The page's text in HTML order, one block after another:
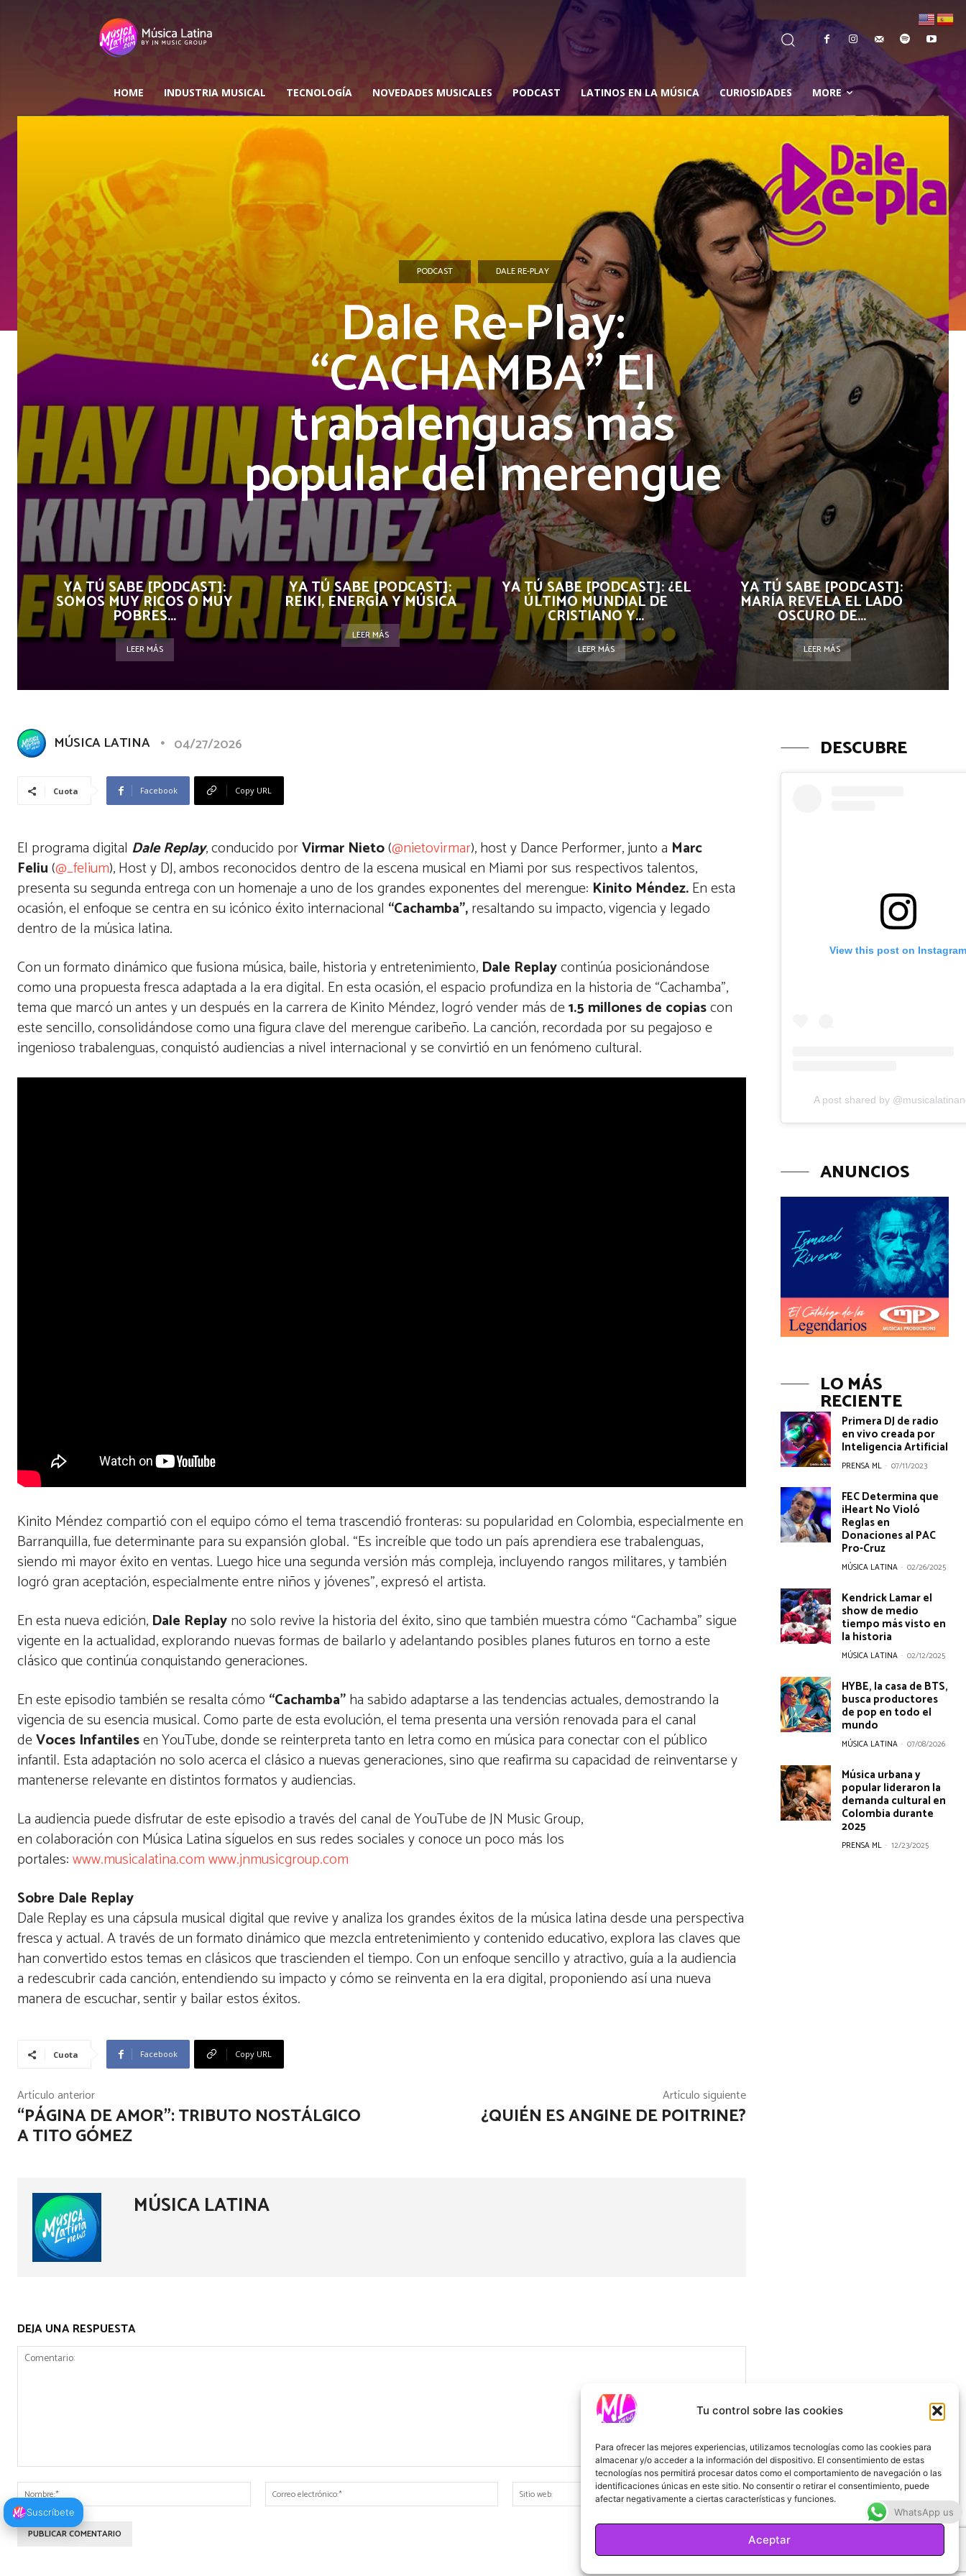
Tu control sobre las cookies
Para ofrecer las mejores experiencias, utilizamos tecnologías como las cookies para
almacenar y/o acceder a la información del dispositivo. El consentimiento de estas
tecnologías nos permitirá procesar datos como el comportamiento de navegación o las
identificaciones únicas en este sitio. No consentir o retirar el consentimiento, puede
afectar negativamente a ciertas características y funciones.
Aceptar
HOME INDUSTRIA MUSICAL TECNOLOGÍA NOVEDADES MUSICALES PODCAST LATINOS EN LA MÚSICA CURIOSIDADES MORE
PODCAST DALE RE-PLAY
Dale Re-Play:
“CACHAMBA” El
trabalenguas más
popular del merengue
YA TÚ SABE [PODCAST]:
SOMOS MUY RICOS O MUY
POBRES...
LEER MÁS
YA TÚ SABE [PODCAST]:
REIKI, ENERGÍA Y MÚSICA
LEER MÁS
YA TÚ SABE [PODCAST]: ¿EL
ÚLTIMO MUNDIAL DE
CRISTIANO Y...
LEER MÁS
YA TÚ SABE [PODCAST]:
MARÍA REVELA EL LADO
OSCURO DE...
LEER MÁS
MÚSICA LATINA 04/27/2026
Cuota Facebook Copy URL
El programa digital Dale Replay, conducido porVirmar Nieto(@nietovirmar), host y Dance Performer, junto a Marc
Feliu(@_felium), Host y DJ, ambos reconocidos dentro de la escena musical en Miami por sus respectivos talentos,
presenta su segunda entrega con un homenaje a uno de los grandes exponentes del merengue: Kinito Méndez.En esta
ocasión, el enfoque se centra en su icónico éxito internacional “Cachamba”,resaltando su impacto, vigencia y legado
dentro de la música latina.
Con un formato dinámico que fusiona música, baile, historia y entretenimiento, Dale Replaycontinúa posicionándose
como una propuesta fresca adaptada a la era digital. En esta ocasión, el espacio profundiza en la historia de “Cachamba”,
tema que marcó un antes y un después en la carrera de Kinito Méndez, logró vender más de1.5 millones de copiascon
este sencillo, consolidándose como una figura clave del merengue caribeño. La canción, recordada por su pegajoso e
ingenioso trabalenguas, conquistó audiencias a nivel internacional y se convirtió en un fenómeno cultural.
Kinito Méndez compartió con el equipo cómo el tema trascendió fronteras: su popularidad en Colombia, especialmente en
Barranquilla, fue determinante para su expansión global. “Es increíble que todo un país aprendiera ese trabalenguas,
siendo mi mayor éxito en ventas. Luego hice una segunda versión más compleja, incluyendo rangos militares, y también
logró gran aceptación, especialmente entre niños y jóvenes”, expresó el artista.
En esta nueva edición, Dale Replayno solo revive la historia del éxito, sino que también muestra cómo “Cachamba” sigue
vigente en la actualidad, explorando nuevas formas de bailarlo y adelantando posibles planes futuros en torno a este
clásico que continúa conquistando generaciones.
En este episodio también se resalta cómo “Cachamba”ha sabido adaptarse a las tendencias actuales, demostrando la
vigencia de su esencia musical. Como parte de esta evolución, el tema presenta una versión renovada para el canal
deVoces Infantilesen YouTube, donde se reinterpreta tanto en letra como en música para conectar con el público
infantil. Esta adaptación no solo acerca el clásico a nuevas generaciones, sino que reafirma su capacidad de reinventarse y
mantenerse relevante en distintos formatos y audiencias.
La audiencia puede disfrutar de este episodio a través del canal de YouTube de JN Music Group,
en colaboración con Música Latina síguelos en sus redes sociales y conoce un poco más los
portales:www.musicalatina.comwww.jnmusicgroup.com
Sobre Dale Replay
Dale Replay es una cápsula musical digital que revive y analiza los grandes éxitos de la música latina desde una perspectiva
fresca y actual. A través de un formato dinámico que mezcla entretenimiento y contenido educativo, explora las claves que
han convertido estos temas en clásicos que trascienden el tiempo. Con un enfoque sencillo y atractivo, guía a la audiencia
a redescubrir cada canción, entendiendo su impacto y cómo se reinventa en la era digital, proponiendo así una nueva
manera de escuchar, sentir y bailar estos éxitos.
Cuota Facebook Copy URL
Artículo anterior
“PÁGINA DE AMOR”: TRIBUTO NOSTÁLGICO
A TITO GÓMEZ
Artículo siguiente
¿QUIÉN ES ANGINE DE POITRINE?
MÚSICA LATINA
DEJA UNA RESPUESTA
Nombre:*
Correo
electrónico:*
Sitio
web:
DESCUBRE
View this post on
A post shared by
ANUNCIOS
LO MÁS
RECIENTE
Primera DJ de radio
en vivo creada por
Inteligencia Artificial
PRENSA ML - 07/11/2023
FEC Determina que
iHeart No Violó
Reglas en
Donaciones al PAC
Pro-Cruz
MÚSICA LATINA - 02/26/2025
Kendrick Lamar el
show de medio
tiempo más visto en
la historia
MÚSICA LATINA - 02/12/2025
HYBE, la casa de BTS,
busca productores
de pop en todo el
mundo
MÚSICA LATINA - 07/08/2026
Música urbana y
popular lideraron la
demanda cultural en
Colombia durante
2025
PRENSA ML - 12/23/2025
Suscríbete WhatsApp us